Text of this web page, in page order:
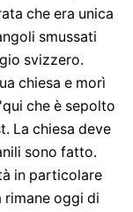
che era unica
smussati
svizzero.
chiesa e morì
che è sepolto
La chiesa deve
sono fatto.
in particolare
rimane oggi di